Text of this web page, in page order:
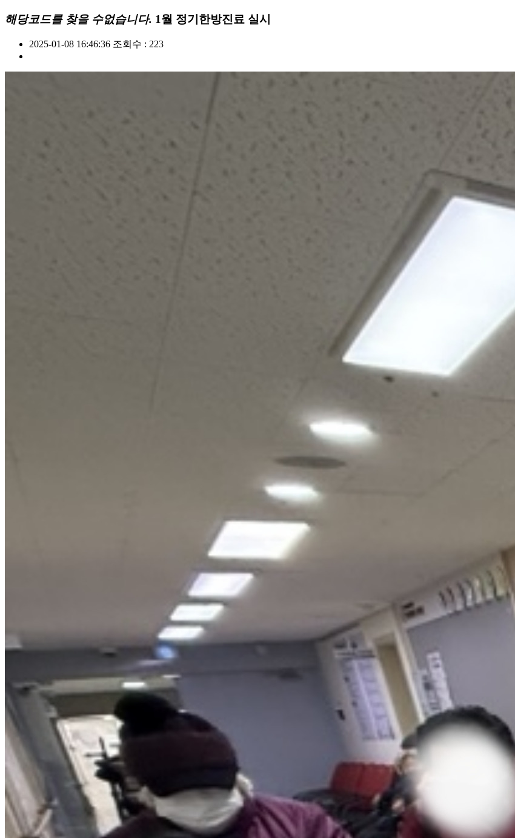
해당코드를 찾을 수없습니다. 1월 정기한방진료 실시
2025-01-08 16:46:36 조회수 : 223